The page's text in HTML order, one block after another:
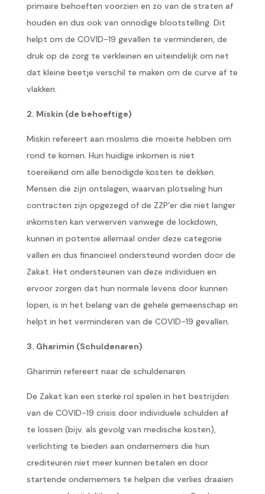
primaire behoeften voorzien en zo van de straten af
houden en dus ook van onnodige blootstelling. Dit
helpt om de COVID-19 gevallen te verminderen, de
druk op de zorg te verkleinen en uiteindelijk om net
dat kleine beetje verschil te maken om de curve af te
vlakken.
2. Miskin (de behoeftige)
Miskin refereert aan moslims die moeite hebben om
rond te komen. Hun huidige inkomen is niet
toereikend om alle benodigde kosten te dekken.
Mensen die zijn ontslagen, waarvan plotseling hun
contracten zijn opgezegd of de ZZP’er die niet langer
inkomsten kan verwerven vanwege de lockdown,
kunnen in potentie allemaal onder deze categorie
vallen en dus financieel ondersteund worden door de
Zakat. Het ondersteunen van deze individuen en
ervoor zorgen dat hun normale levens door kunnen
lopen, is in het belang van de gehele gemeenschap en
helpt in het verminderen van de COVID-19 gevallen.
3. Gharimin (Schuldenaren)
Gharimin refereert naar de schuldenaren.
De Zakat kan een sterke rol spelen in het bestrijden
van de COVID-19 crisis door individuele schulden af
te lossen (bijv. als gevolg van medische kosten),
verlichting te bieden aan ondernemers die hun
crediteuren niet meer kunnen betalen en door
startende ondernemers te helpen die verlies draaien